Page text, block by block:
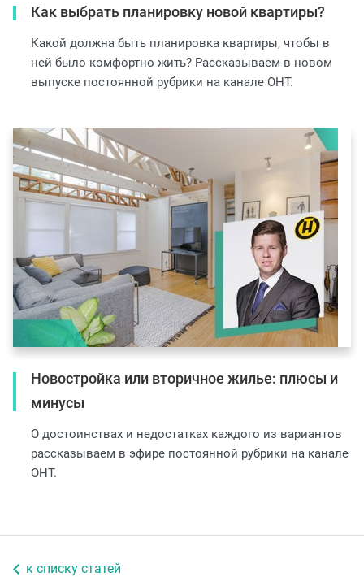
Как выбрать планировку новой квартиры?
Какой должна быть планировка квартиры, чтобы в
ней было комфортно жить? Рассказываем в новом
выпуске постоянной рубрики на канале ОНТ.
Новостройка или вторичное жилье: плюсы и
минусы
О достоинствах и недостатках каждого из вариантов
рассказываем в эфире постоянной рубрики на канале
ОНТ.
к списку статей